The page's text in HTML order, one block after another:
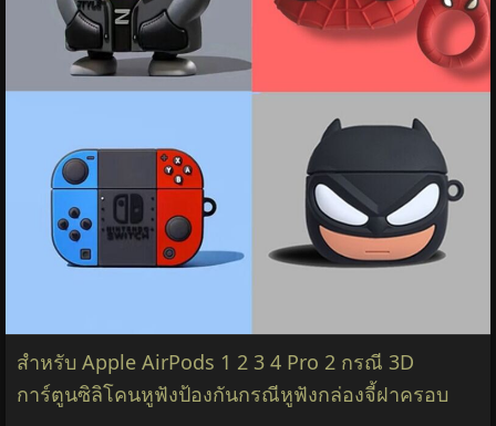
3D การ์ตูนสําหรับ Apple AirPods 1 2 3 Pro สําหรับ
AirPods Pro2 น่ารักหูฟังป้องกันกรณีหูฟังอุปกรณ์เสริม
ราคา:80 บาท
ยี่ห้อ:Miniso,Miniso
หมวด:เครื่องเสียง
฿80
รายละเอียด &